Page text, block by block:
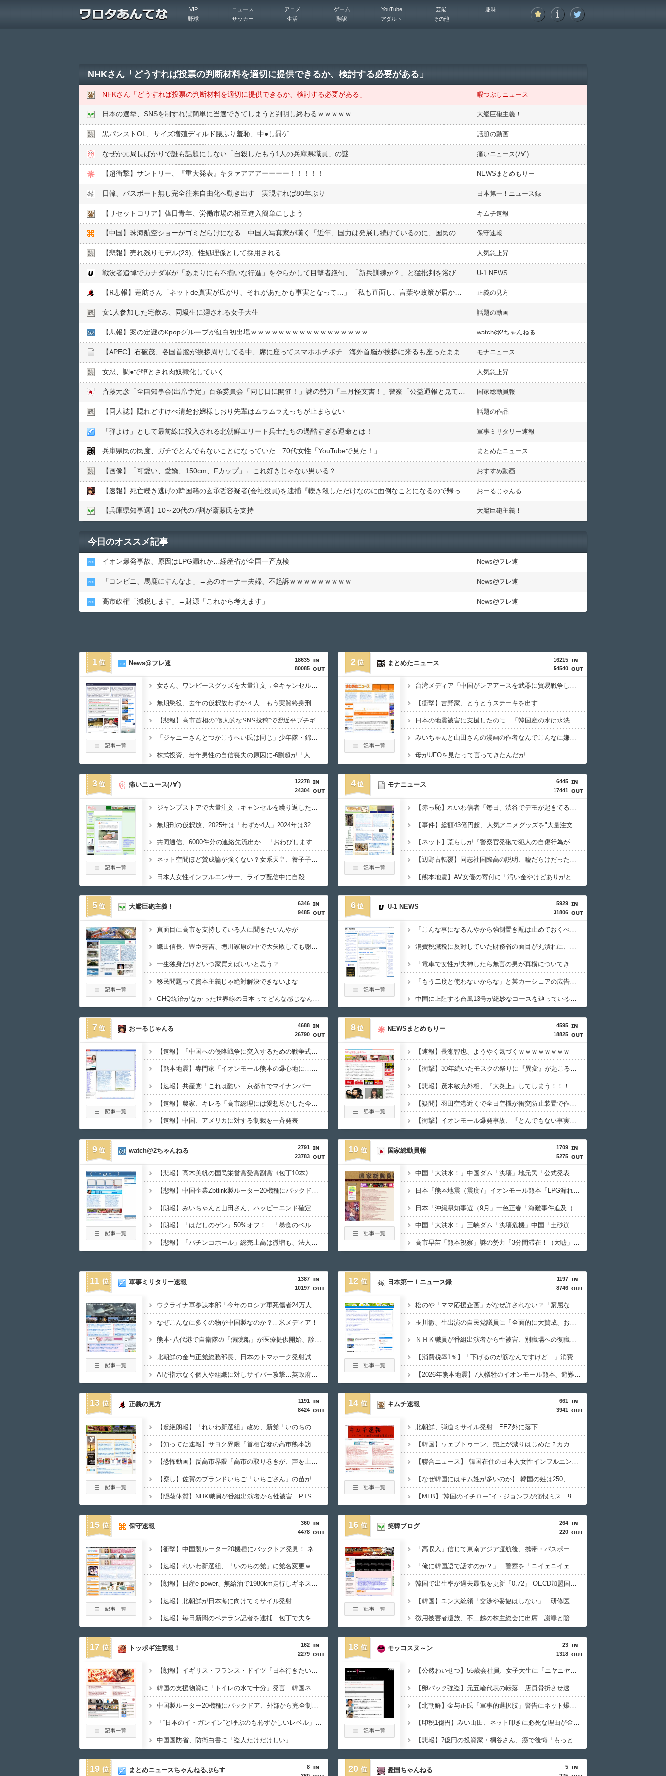
VIP ニュース アニメ ゲーム YouTube 芸能
趣味
野球
サッカー 生活 翻訳 アダルト その他
NHKさん「どうすれば投票の判断材料を適切に提供できるか、検討する必要がある」
NHKさん「どうすれば投票の判断材料を適切に提供できるか、検討する必要がある」 暇つぶしニュース
日本の選挙、SNSを制すれば簡単に当選できてしまうと判明し終わるｗｗｗｗｗ 大艦巨砲主義！
黒パンストOL、サイズ増殖ディルド腰ふり羞恥、中●︎し罰ゲ 話題の動画
なぜか元局長ばかりで誰も話題にしない「自殺したもう1人の兵庫県職員」の謎 痛いニュース(ﾉ∀`)
【超衝撃】サントリー、『重大発表』キタァアアアーーーー！！！！！ NEWSまとめもりー
日韓、パスポート無し完全往来自由化へ動き出す 実現すれば80年ぶり 日本第一！ニュース録
【リセットコリア】韓日青年、労働市場の相互進入簡単にしよう キムチ速報
保守速報
【悲報】売れ残りモデル(23)、性処理係として採用される 人気急上昇
U-1 NEWS
正義の見方
女1人参加した宅飲み、同級生に廻される女子大生 話題の動画
【悲報】案の定謎のKpopグループが紅白初出場ｗｗｗｗｗｗｗｗｗｗｗｗｗｗｗｗｗ watch@2ちゃんねる
モナニュース
女忍、調●︎で堕とされ肉奴隷化していく 人気急上昇
国家総動員報
【同人誌】隠れどすけべ清楚お嬢様しおり先輩はムラムラえっちが止まらない 話題の作品
「弾よけ」として最前線に投入される北朝鮮エリート兵士たちの過酷すぎる運命とは！ 軍事ミリタリー速報
兵庫県民の民度、ガチでとんでもないことになっていた…70代女性「YouTubeで見た！」 まとめたニュース
【画像】「可愛い、愛嬌、150cm、Fカップ」←これ好きじゃない男いる？ おすすめ動画
おーるじゃんる
【兵庫県知事選】10～20代の7割が斎藤氏を支持 大艦巨砲主義！
今日のオススメ記事
イオン爆発事故、原因はLPG漏れか…経産省が全国一斉点検 News@フレ速
「コンビニ、馬鹿にすんなよ」→あのオーナー夫婦、不起訴ｗｗｗｗｗｗｗｗｗ News@フレ速
高市政権「減税します」→財源「これから考えます」 News@フレ速
1
18635
80085
News@フレ速
女さん、ワンピースグッズを大量注文→全キャンセルで逮捕ｗｗｗ
無期懲役、去年の仮釈放わずか４人…もう実質終身刑だった
【悲報】高市首相の“個人的なSNS投稿”で習近平ブチギレ説ｗｗｗｗｗ
「ジャニーさんとつかこうへい氏は同じ」少年隊・錦織一清が明かすレジェンドの共通点と我流の演出論
株式投資、若年男性の自信喪失の原因に-6割超が「人生の敗者」自認
2
16215
54540
まとめたニュース
台湾メディア「中国がレアアースを武器に貿易戦争した結果ｗｗｗｗｗｗｗｗ」
【衝撃】吉野家、とうとうステーキを出す
日本の地震被害に支援したのに…「韓国産の水は水洗トイレに」
みいちゃんと山田さんの漫画の作者なんでこんなに嫌われてるんだろうな
母がUFOを見たって言ってきたんだが…
3
12278
24304
痛いニュース(ﾉ∀`)
ジャンプストアで大量注文→キャンセルを繰り返した女を逮捕 「注文で欲求が満たされた」総額43億円
無期刑の仮釈放、2025年は「わずか4人」2024年は32人が獄中死…「終身刑化」の傾向続く
共同通信、6000件分の連絡先流出か 「おわびします」とラフな軽い謝罪コメントを発表
ネット空間ほど賛成論が強くない？女系天皇、養子子息の皇位継承など…皇室のあり方に関する意識調査で見えた意外な結果とは
日本人女性インフルエンサー、ライブ配信中に自殺
4
6445
17441
モナニュース
【赤っ恥】れいわ信者「毎日、渋谷でデモが起きてる」 ネット「参加者の少なさを隠すために通行人に混じってるのリプ欄でバラされてて草」
【事件】総額43億円超、人気アニメグッズを"大量注文しキャンセル"女逮捕…ネット「オンラインショップを売り切れ状態にして商品相場を操作してたのでは」
【ネット】荒らしが『警察官発砲で犯人の自傷行為が無かったことにされた』記事に「難癖な記事」とイチャモン→自傷行為の動画が拡散してマスゴミの偏向報道確定
【辺野古転覆】同志社国際高の説明、嘘だらけだった…ヘリ基地反対協議会の虚偽説明も判明してネット民の怒り爆発
【熊本地震】AV女優の寄付に「汚い金やけどありがとう????」リプして大炎上→「寄付自体は否定してない」「なんでみんなそんな汚い言葉使えるの????」被害者面して火に油を注ぐ
5
6346
9485
大艦巨砲主義！
真面目に高市を支持している人に聞きたいんやが
織田信長、豊臣秀吉、徳川家康の中で大失敗しても謝ったら許してくれそうなのって徳川家康だよな
一生独身だけどいつ家買えばいいと思う？
移民問題って資本主義じゃ絶対解決できないよな
GHQ統治がなかった世界線の日本ってどんな感じなんだろうな
6
5929
31806
U-1 NEWS
「こんな事になるんやから強制置き配は止めておくべき」とユーザーがドン引き、UberEatsが導入した強制置き配が起こしたのは……
消費税減税に反対していた財務省の面目が丸潰れに、減税が決まった途端に市場が動き出したが……
「電車で女性が失神したら無言の男が真横についてきた」とタレントが主張、虚言疑惑が出ると「その男の垢を発見した」と追加主張するも……
「もう二度と使わないからな」と某カーシェアの広告を信じた人が絶叫、船が遅れたからバスが無くなって困ってたりこの看板が…
中国に上陸する台風13号が絶妙なコースを辿っている！と話題に、中国の重要都市の上に長々と居座り続けるルートで……
7
4688
26790
おーるじゃんる
【速報】「中国への侵略戦争に突入するための戦争式典だ」 パヨクが広島の平和記念式典に反対する理由が判明
【熊本地震】専門家「イオンモール熊本の爆心地に…喫煙所と自販機」警察・消防「」
【速報】共産党「これは酷い…京都市でマイナンバーカードを持たない29万人がポイント給付事業から排除された」
【速報】農家、キレる「高市総理には愛想尽かした今年でやめるぞ」コメ売値は生産原価の半分以下、肥料代や燃料代は高騰
【速報】中国、アメリカに対する制裁を一斉発表
8
4595
18825
NEWSまとめもりー
【速報】長瀬智也、ようやく気づくｗｗｗｗｗｗｗｗ
【衝撃】30年続いたモスクの祭りに『異変』が起こる・・・・・
【悲報】茂木敏充外相、『大炎上』してしまう！！！！！！！
【疑問】羽田空港近くで全日空機が衝突防止装置で作動回避。これで「ニアミスではない」ってマジ？
【衝撃】イオンモール爆発事故、『とんでもない事実』が判明してしまう・・・・・・
9
2791
23783
watch@2ちゃんねる
【悲報】高木美帆の国民栄誉賞受賞副賞《包丁10本》に高市総理の名前も刻印ｗｗｗｗｗｗｗｗｗ
【悲報】中国企業Zbtlink製ルーター20機種にバックドアが発見されるｗｗｗｗｗｗｗｗｗ
【朗報】みいちゃんと山田さん、ハッピーエンド確定 最後はママに埋葬される
【朗報】「はだしのゲン」50%オフ！ 「暴食のベルセルク」14巻無料ｗｗｗｗｗｗ
【悲報】「パチンコホール」総売上高は微増も、法人数は10年間で半減 黒字企業割合は5年ぶりに7割超え
10
1709
5275
国家総動員報
中国「大洪水！」中国ダム「決壊」地元民「公式発表より死者多い！」中国政府「住民拘束！（安否不明」中国当局「救助隊動画も削除」台風13号「三峡ﾀﾞﾑ接近中」→
日本「熊本地震（震度7」イオンモール熊本「LPG漏れて爆発（液化石油ｶﾞｽ」日本「爆発で火災が吹き飛ぶ（爆轟発生説」ハビタ「遺族説明の虚偽を認める（営業部長発言」→
日本「沖縄県知事選（9月」一色正春「海難事件追及（検証」八重山日報「抗議団体が危険航行（生徒乗せ制限区域侵入」第三者委員会「抗議団体の構成組織は日本共産党」→
中国「大洪水！」三峡ダム「決壊危機」中国「土砂崩れと洪水被害の対策強化！」中国政府「三峡ﾀﾞﾑ周辺を重点強化」中国ダム「決壊」中国「現場封鎖！（空撮削除」→
高市早苗「熊本視察」謎の勢力「3分間滞在！（大嘘」内閣広報官「事実無根（全否定」高市早苗「51分間視察（首相動静」マスコミ「被災者証言で10秒！（印象操作」→
11
1387
10197
軍事ミリタリー速報
ウクライナ軍参謀本部「今年のロシア軍死傷者24万人…新規兵力の募集規模を上回る」！
なぜこんなに多くの物が中国製なのか？…米メディア！
熊本･八代港で自衛隊の「病院船」が医療提供開始、診察と薬剤処方…被災者向け大浴場も！
北朝鮮の金与正党総務部長、日本のトマホーク発射試験を批判…「軍事的選択肢」警告！
AIが指示なく個人や組織に対しサイバー攻撃…英政府機関の性能評価試験中！
12
1197
8746
日本第一！ニュース録
松のや「ママ応援企画」がなぜ許されない？「窮屈な世の中」に住む不幸、「尊重し合える社会」は遠ざかる一方 石原壮一郎氏
玉川徹、生出演の自民党議員に「全面的に大賛成、おっしゃる通り」 消費減税への主張めぐり
ＮＨＫ職員が番組出演者から性被害、別職場への復職希望に応じない不適切対応…メディア総局長が陳謝
【消費税率1％】「下げるのが筋なんですけど…」消費減税で値下がりする分と同じだけ商品を値上げして店頭価格を変えない店も
【2026年熊本地震】7人犠牲のイオンモール熊本、避難後になぜ再入館? 生存したテナント従業員ら証言、浮かび上がる実態
13
1191
8424
正義の見方
【超絶朗報】「れいわ新選組」改め、新党「いのちの党」爆誕！！！うおおおおおおおお
【知ってた速報】サヨク界隈「首相官邸の高市熊本訪問動画にBGMが付いてる！災害利用ガー！」→産経「安倍岸田石破時代も同様。当時は批判なかった」（動画）
【恐怖動画】反高市界隈「高市の取り巻きが、声を上げる被災地のおばちゃんに詰め寄ってるぅ！」→よく聞くと何やらヤバいことを言っていると話題に…
【察し】佐賀のブランドいちご「いちごさん」の苗が何者かに2000株盗まれる
【隠蔽体質】NHK職員が番組出演者から性被害 PTSDと診断、復職時に異動希望かなわず3年余り後にようやく希望部署へ…異動できなかった理由、労組通じ申し入れで調査委設置
14
661
3941
キムチ速報
北朝鮮、弾道ミサイル発射 EEZ外に落下
【韓国】ウェブトゥーン、売上が減りはじめた？カカオのストーリー部門、前年同期比で売上がマイナス16％
【聯合ニュース】 韓国在住の日本人女性インフルエンサー ライブ配信中に死亡
【なぜ韓国にはキム姓が多いのか】 韓国の姓は250、日本は30万…歴史的背景を米学者分析「学問尊重と平和な歴史が原動力」
【MLB】“韓国のイチロー”イ・ジョンフが痛恨ミス 9回2死からまさか…サヨナラ負けに動けず、地元放送は同情「不運でした」
15
360
4478
保守速報
【衝撃】中国製ルーター20機種にバックドア発見！ ネットに繋ぐだけで35秒ごとに中国のサーバーと通信
【速報】れいわ新選組、「いのちの党」に党名変更ｗｗｗｗｗｗ
【朗報】日産e-power、無給油で1980km走行しギネス記録を達成 55Lタンクでリッター36km（SUV）
【速報】北朝鮮が日本海に向けてミサイル発射
【速報】毎日新聞のベテラン記者を逮捕 包丁で夫を脅した容疑
16
264
220
笑韓ブログ
「高収入」信じて東南アジア渡航後、携帯・パスポート奪われ監禁…韓国人の被害急増
「俺に韓国語で話すのか？」…警察を「ニイェニイェニイェ」とからかう韓国滞在外国人の投稿動画が物議
韓国で出生率が過去最低を更新「0.72」 OECD加盟国で唯一 1を下回る
【韓国】ユン大統領「交渉や妥協はしない」 研修医集団ボイコット受け
徴用被害者遺族、不二越の株主総会に出席 謝罪と賠償求める
17
162
2279
トッポギ注意報！
【朗報】イギリス・フランス・ドイツ「日本行きたい」検索ランキング上位独占ｗｗｗ
韓国の支援物資に「トイレの水で十分」発言…韓国ネット激怒へｗｗｗｗｗｗｗ
中国製ルーター20機種にバックドア、外部から完全制御のおそれ
「“日本のイ・ガンイン”と呼ぶのも恥ずかしいレベル」“停滞”する久保建英を韓国メディアが酷評…
中国国防省、防衛白書に「盗人たけだけしい」
18
23
1318
モッコスヌ～ン
【公然わいせつ】55歳会社員、女子大生に「ニヤニヤ」目撃され逮捕の末路
【卵パック強盗】元五輪代表の転落…店員骨折させ逮捕の衝撃
【北朝鮮】金与正氏「軍事的選択肢」警告にネット爆笑「デブが吠えてる」
【印税1億円】みい山田、ネット叩きに必死な理由が金銭感覚と承認欲求の深淵に迫る
【悲報】7億円の投資家・桐谷さん、癌で後悔「もっと素直に遊べばよかった」
19
8
まとめニュースちゃんねるぷらす 20
5
憂国ちゃんねる